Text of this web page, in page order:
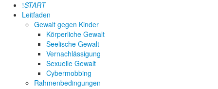
START
Leitfaden
Gewalt gegen Kinder
Körperliche Gewalt
Seelische Gewalt
Vernachlässigung
Sexuelle Gewalt
Cybermobbing
Rahmenbedingungen